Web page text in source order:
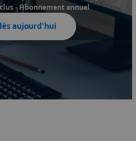
· Abonnement annuel
aujourd'hui